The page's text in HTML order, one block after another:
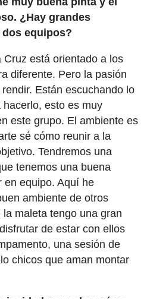
¿Hay grandes
equipos?
está orientado a los
diferente. Pero la pasión
Están escuchando lo
esto es muy
este grupo. El ambiente es
sé cómo reunir a la
Tendremos una
tenemos una buena
en equipo. Aquí he
ambiente de otros
maleta tengo una gran
de estar con ellos
una sesión de
chicos que aman montar